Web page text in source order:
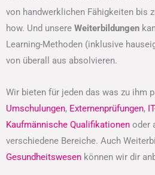
von handwerklichen Fähigkeiten bis
how. Und unsere Weiterbildungen
Learning-Methoden (inklusive
von überall aus absolvieren.
Wir bieten für jeden das was zu ihm
Umschulungen, Externenprüfungen,
Kaufmännische Qualifikationen oder
verschiedene Bereiche. Auch
Gesundheitswesen können wir dir